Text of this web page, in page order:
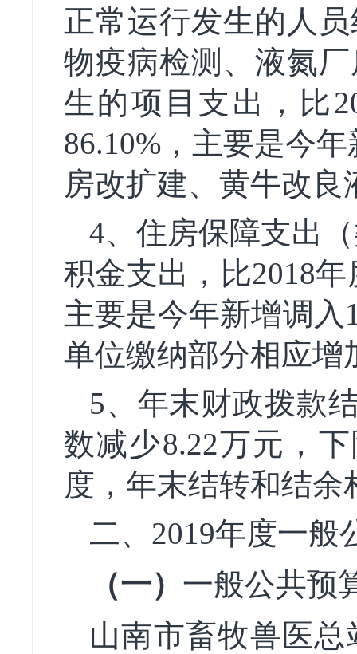
正常运行发生的人
物疫病检测、液氮
生的项目支出，比
86.10%，主要是今
房改扩建、黄牛改
4、住房保障支出
积金支出，比2018
主要是今年新增调
单位缴纳部分相应增
5、 年末财政拨款
数减少8.22万元，下
度，年末结转和结余
二、2019年度一般
（一） 一般公共预
山南市畜牧兽医